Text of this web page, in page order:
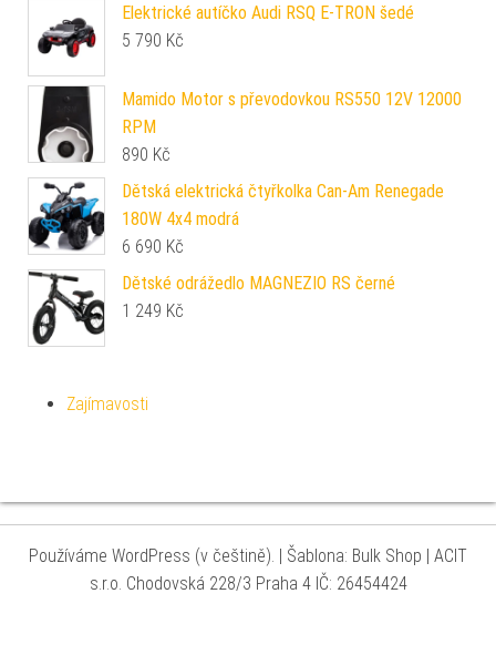
Elektrické autíčko Audi RSQ E-TRON šedé
5 790 Kč
Mamido Motor s převodovkou RS550 12V 12000
RPM
890 Kč
Dětská elektrická čtyřkolka Can-Am Renegade
180W 4x4 modrá
6 690 Kč
Dětské odrážedlo MAGNEZIO RS černé
1 249 Kč
Zajímavosti
Používáme WordPress (v češtině). | Šablona: Bulk Shop | ACIT
s.r.o. Chodovská 228/3 Praha 4 IČ: 26454424